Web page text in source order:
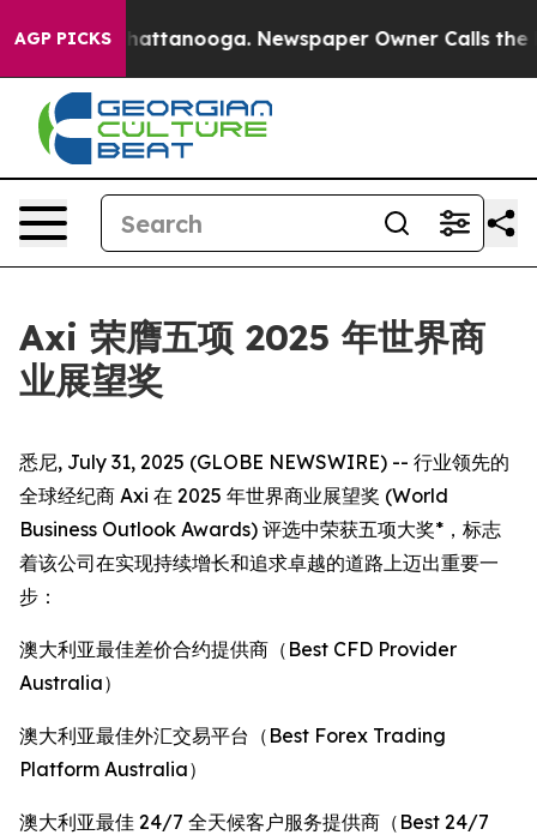
AGP PICKSin Chattanooga. Newspaper Owner Calls the
Axi 荣膺五项 2025 年世界商
业展望奖
悉尼, July 31, 2025 (GLOBE NEWSWIRE) -- 行业领先的
全球经纪商 Axi 在 2025 年世界商业展望奖 (World
Business Outlook Awards) 评选中荣获五项大奖*，标志
着该公司在实现持续增长和追求卓越的道路上迈出重要一
步：
澳大利亚最佳差价合约提供商（Best CFD Provider
Australia）
澳大利亚最佳外汇交易平台（Best Forex Trading
Platform Australia）
澳大利亚最佳 24/7 全天候客户服务提供商（Best 24/7